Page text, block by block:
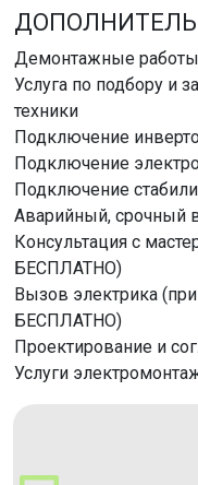
Демонтажные работы
Услуга по подбору и
техники
Подключение
Подключение
Подключение
Аварийный, срочный
Консультация с
БЕСПЛАТНО)
Вызов электрика
БЕСПЛАТНО)
Проектирование и
Услуги